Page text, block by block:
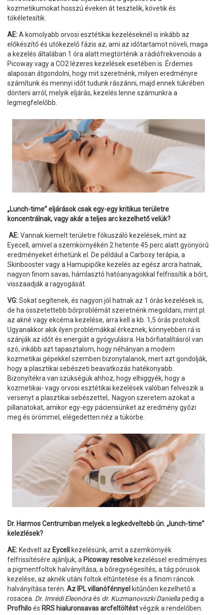
kozmetikumokat hosszú éveken át tesztelik, követik és
tökéletesítik.
AE:A komolyabb orvosi esztétikai kezeléseknél is inkább az
előkészítő és utókezelő fázis az, ami az időtartamot növeli, maga
a kezelés általában 1 óra alatt megtörténik a rádiófrekvenciás a
Picoway vagy a CO2 lézeres kezelések esetében is. Érdemes
alaposan átgondolni, hogy mit szeretnénk, milyen eredményre
számítunk és mennyi időt tudunk rászánni, majd ennek tükrében
dönteni arról, melyik eljárás, kezelés lenne számunkra a
legmegfelelőbb.
„Lunch-time” eljárások csak egy-egy kritikus területre
koncentrálnak, vagy akár a teljes arc kezelhető velük?
AE:Vannak kiemelt területre fókuszáló kezelések, mint az
Eyecell, amivel a szemkörnyékén 2 hetente 45 perc alatt gyönyörű
eredményeket érhetünk el. De például a Carboxy terápia, a
Skinbooster vagy a Hamupipőke kezelés az egész arcra hatnak,
nagyon finom savas, hámlasztó hatóanyagokkal felfrissítik a bőrt,
visszaadják a ragyogását.
VG:Sokat segítenek, és nagyon jól hatnak az 1 órás kezelések is,
de ha összetettebb bőrproblémát szeretnénk megoldani, mint pl.
az akné vagy ekcéma kezelése, arra kell a kb. 1,5 órás protokoll.
Ugyanakkor akik ilyen problémákkal érkeznek, könnyebben rá is
szánják az időt és energiát a gyógyulásra. Ha bőrfiatalításról van
szó, inkább azt tapasztalom, hogy néhányan a modern
kozmetikai gépekkel szemben bizonytalanok, mert azt gondolják,
hogy a plasztikai sebészeti beavatkozás hatékonyabb.
Bizonyítékra van szükségük ahhoz, hogy elhiggyék, hogy a
kozmetikai- vagy orvosi esztétikai kezelések valóban felveszik a
versenyt a plasztikai sebészettel,. Nagyon szeretem azokat a
pillanatokat, amikor egy-egy páciensünket az eredmény győzi
meg és örömmel, elégedetten néz a tükörbe.
Dr. Harmos Centrumban melyek a legkedveltebb ún. „lunch-time”
kelezlések?
AE: Kedvelt az Eycell
kezelésünk, amit a szemkörnyék
felfrissítésére ajánljuk, a Picoway resolve kezeléssel eredményes
a pigmentfoltok halványítása, a bőregységesítés, a tág pórusok
kezelése, az aknék utáni foltok eltűntetése és a finom ráncok
halványítása terén. Az IPL villanófénnyel kitűnően kezelhető a
rosacea. Dr. Imrédi Eleonóraés dr. Kuzmanovszki Daniellapedig a
Profhiloés RRS hialuronsavas arcfeltöltéstvégzik a rendelőben.